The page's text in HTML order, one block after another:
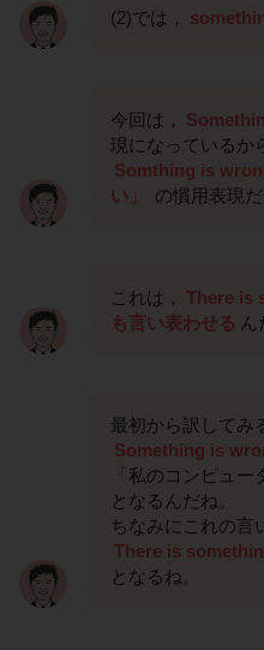
(2)では，
今回は，
現になっているか
Somthing is
い」
の慣用表現だ
これは， There is
も言い表わせる ん
最初から訳してみ
Something is
「私のコンピュー
となるんだね。
ちなみにこれの言
There is
となるね。